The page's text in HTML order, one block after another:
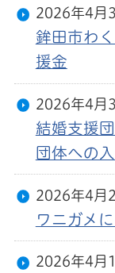
2026年4月
鉾田市わ
援金
2026年4月
結婚支援
団体への
2026年4月
ワニガメ
2026年4月